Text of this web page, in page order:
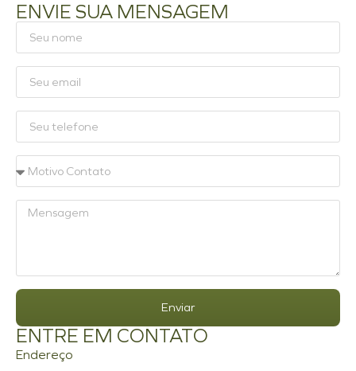
ENVIE SUA MENSAGEM
Enviar
ENTRE EM CONTATO
Endereço